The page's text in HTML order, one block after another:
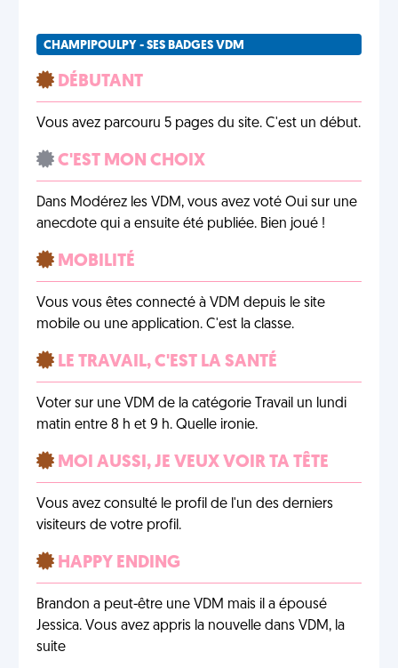
CHAMPIPOULPY - SES BADGES VDM
DÉBUTANT
Vous avez parcouru 5 pages du site. C'est un début.
C'EST MON CHOIX
Dans Modérez les VDM, vous avez voté Oui sur une
anecdote qui a ensuite été publiée. Bien joué !
MOBILITÉ
Vous vous êtes connecté à VDM depuis le site
mobile ou une application. C'est la classe.
LE TRAVAIL, C'EST LA SANTÉ
Voter sur une VDM de la catégorie Travail un lundi
matin entre 8 h et 9 h. Quelle ironie.
MOI AUSSI, JE VEUX VOIR TA TÊTE
Vous avez consulté le profil de l'un des derniers
visiteurs de votre profil.
HAPPY ENDING
Brandon a peut-être une VDM mais il a épousé
Jessica. Vous avez appris la nouvelle dans VDM, la
suite